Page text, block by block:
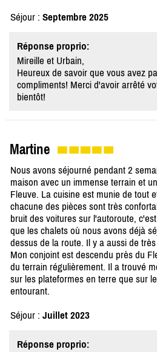
Séjour : Septembre 2025
Réponse proprio:
Mireille et Urbain,
Heureux de savoir que vous avez
compliments! Merci d'avoir arrêté
bientôt!
Martine
Nous avons séjourné pendant 2
maison avec un immense terrain et
Fleuve. La cuisine est munie de tout
chacune des pièces sont très
bruit des voitures sur l'autoroute,
que les chalets où nous avons déjà
dessus de la route. Il y a aussi de
Mon conjoint est descendu près du
du terrain régulièrement. Il a trouvé
sur les plateformes en terre que sur
entourant.
Séjour : Juillet 2023
Réponse proprio: